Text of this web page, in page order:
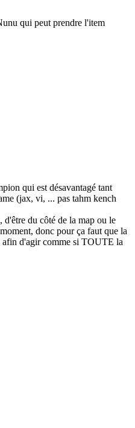
qui peut prendre l'item
qui est désavantagé tant
(jax, vi, ... pas tahm kench
du côté de la map ou le
donc pour ça faut que la
afin d'agir comme si TOUTE la